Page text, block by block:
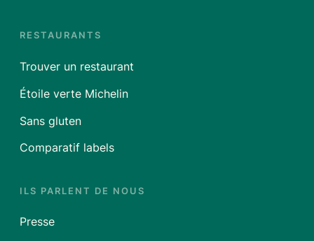
RESTAURANTS
Trouver un restaurant
Étoile verte Michelin
Sans gluten
Comparatif labels
ILS PARLENT DE NOUS
Presse